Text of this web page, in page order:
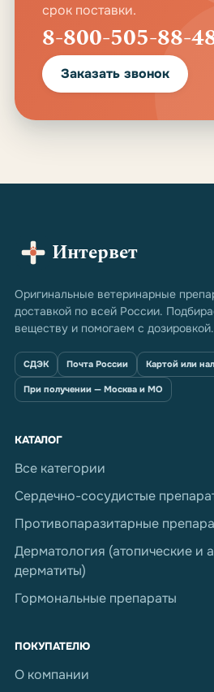
срок поставки.
8-800-505-88-
Заказать звонок
Интервет
Оригинальные ветеринарные
доставкой по всей России.
веществу и помогаем с дозировкой.
СДЭК Почта России Картой или
При получении — Москва и МО
КАТАЛОГ
Все категории
Сердечно-сосудистые
Противопаразитарные
Дерматология (атопические и
дерматиты)
Гормональные препараты
ПОКУПАТЕЛЮ
О компании